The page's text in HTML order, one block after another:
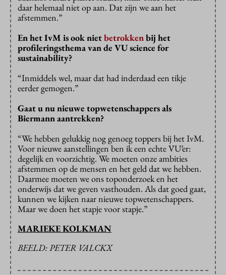
daar helemaal niet op aan. Dat zijn we aan het
afstemmen.”
En het IvM is ook nietbetrokkenbij het
profileringsthema van de VU science for
sustainability?
“Inmiddels wel, maar dat had inderdaad een tikje
eerder gemogen.”
Gaat u nu nieuwe topwetenschappers als
Biermann aantrekken?
“We hebben gelukkig nog genoeg toppers bij het IvM.
Voor nieuwe aanstellingen ben ik een echte VU’er:
degelijk en voorzichtig. We moeten onze ambities
afstemmen op de mensen en het geld dat we hebben.
Daarmee moeten we ons toponderzoek en het
onderwijs dat we geven vasthouden. Als dat goed gaat,
kunnen we kijken naar nieuwe topwetenschappers.
Maar we doen het stapje voor stapje.”
MARIEKE KOLKMAN
BEELD: PETER VALCKX